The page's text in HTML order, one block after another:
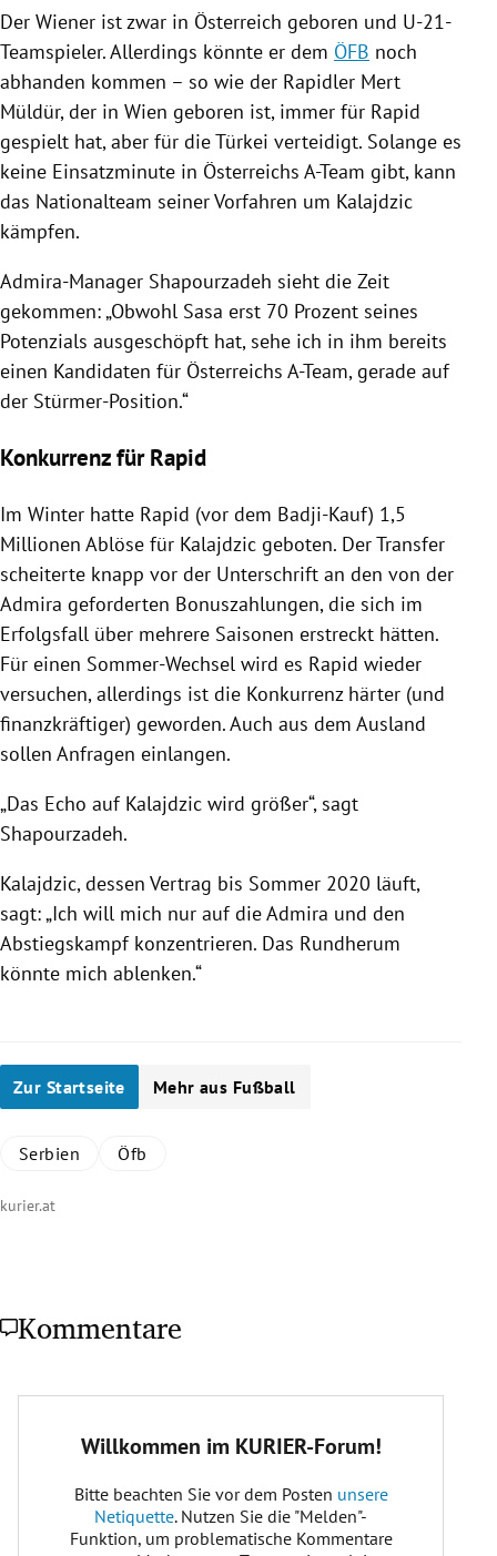
Der Wiener ist zwar in Österreich geboren und U-21-
Teamspieler. Allerdings könnte er dem ÖFB noch
abhanden kommen – so wie der Rapidler Mert
Müldür, der in Wien geboren ist, immer für Rapid
gespielt hat, aber für dieTürkei verteidigt. Solange es
keine Einsatzminute in Österreichs A-Team gibt, kann
das Nationalteam seiner Vorfahren um Kalajdzic
kämpfen.
Admira-Manager Shapourzadeh sieht die Zeit
gekommen: „Obwohl Sasa erst 70 Prozent seines
Potenzials ausgeschöpft hat, sehe ich in ihm bereits
einen Kandidaten für Österreichs A-Team, gerade auf
der Stürmer-Position.“
Konkurrenz für Rapid
Im Winter hatte Rapid (vor dem Badji-Kauf) 1,5
Millionen Ablöse für Kalajdzic geboten. Der Transfer
scheiterte knapp vor der Unterschrift an den von der
Admira geforderten Bonuszahlungen, die sich im
Erfolgsfall über mehrere Saisonen erstreckt hätten.
Für einen Sommer-Wechsel wird es Rapid wieder
versuchen, allerdings ist die Konkurrenz härter (und
finanzkräftiger) geworden. Auch aus dem Ausland
sollen Anfragen einlangen.
„Das Echo auf Kalajdzic wird größer“, sagt
Shapourzadeh.
Kalajdzic, dessen Vertrag bis Sommer 2020 läuft,
sagt: „Ich will mich nur auf dieAdmira und den
Abstiegskampf konzentrieren. Das Rundherum
könnte mich ablenken.“
Zur Startseite Mehr aus Fußball
Serbien Öfb
kurier.at
Kommentare